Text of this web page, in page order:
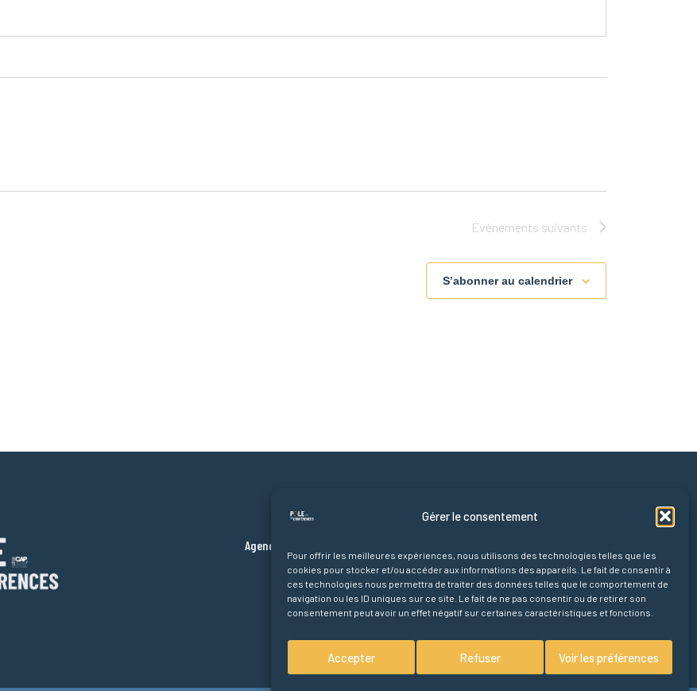
Gérer le consentement
Pour offrir les meilleures expériences, nous utilisons des technologies telles que les
cookies pour stocker et/ou accéder aux informations des appareils. Le fait de consentir à
ces technologies nous permettra de traiter des données telles que le comportement de
navigation ou les ID uniques sur ce site. Le fait de ne pas consentir ou de retirer son
consentement peut avoir un effet négatif sur certaines caractéristiques et fonctions.
Accepter Refuser Voir les préférences
Évènements suivants
S’abonner au calendrier
Agenda des conférences
Partenaires
À propos